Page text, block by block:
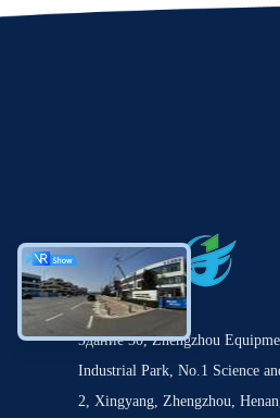
Здание 30, Zhengzhou
Industrial Park, No.1 Science
2, Xingyang, Zhengzhou,